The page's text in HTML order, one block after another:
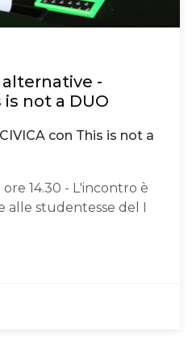
-
not a DUO
con This is not a
14.30 - L'incontro è
alle studentesse del I